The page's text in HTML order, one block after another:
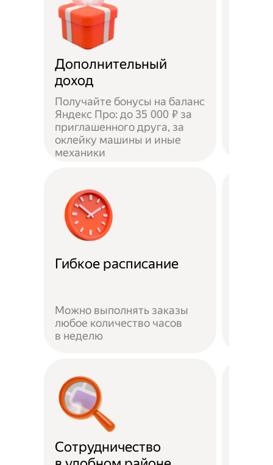
Дополнительный
доход
Получайте бонусы на баланс
Яндекс Про: до 35 000 ₽ за
приглашенного друга, за
оклейку машины и иные
механики
Гибкое расписание
Можно выполнять заказы
любое количество часов
в неделю
Сотрудничество